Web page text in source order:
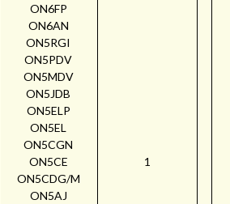
ON6FP
ON6AN
ON5RGI
ON5PDV
ON5MDV
ON5JDB
ON5ELP
ON5EL
ON5CGN
ON5CE
ON5CDG/M
ON5AJ
1